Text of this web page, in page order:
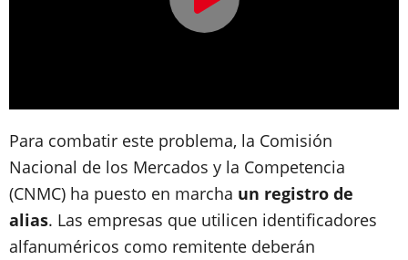
Para combatir este problema, la Comisión
Nacional de los Mercados y la Competencia
(CNMC) ha puesto en marcha un registro de
alias. Las empresas que utilicen identificadores
alfanuméricos como remitente deberán